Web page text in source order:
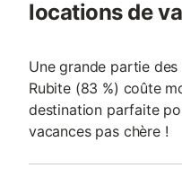
locations de
Une grande partie
Rubite (83 %) coûte
destination parfaite
vacances pas chère !